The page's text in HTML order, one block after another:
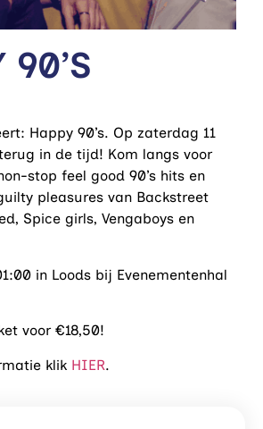
90’S
Happy 90’s. Op zaterdag 11
in de tijd! Kom langs voor
stop feel good 90’s hits en
pleasures van Backstreet
Spice girls, Vengaboys en
in Loods bij Evenementenhal
voor €18,50!
klik HIER.